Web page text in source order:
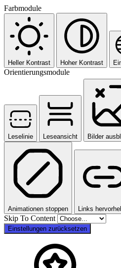
Farbmodule
Heller Kontrast Hoher Kontrast
Orientierungsmodule
Leselinie Leseansicht Bilder
Animationen stoppen Links
Skip To Content
Einstellungen zurücksetzen